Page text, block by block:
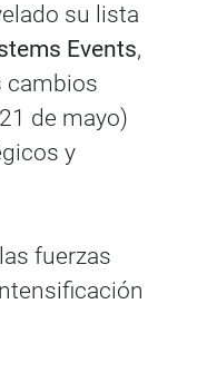
su lista
Events,
cambios
de mayo)
y
fuerzas